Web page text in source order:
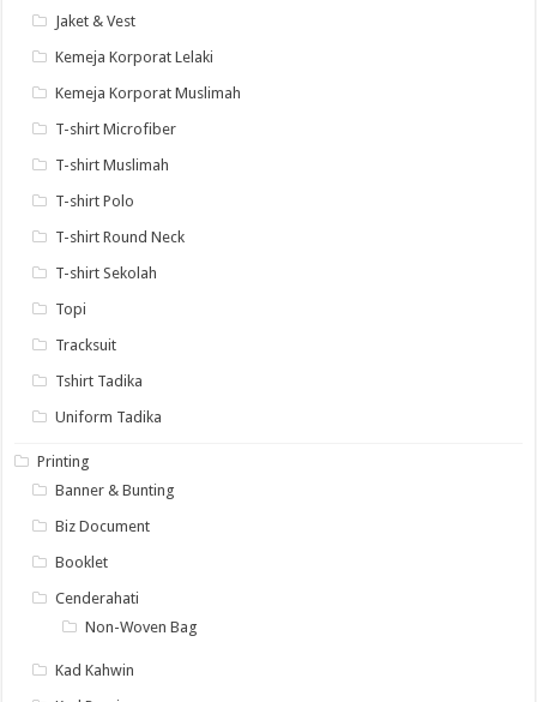
Jaket & Vest
Kemeja Korporat Lelaki
Kemeja Korporat Muslimah
T-shirt Microfiber
T-shirt Muslimah
T-shirt Polo
T-shirt Round Neck
T-shirt Sekolah
Topi
Tracksuit
Tshirt Tadika
Uniform Tadika
Printing
Banner & Bunting
Biz Document
Booklet
Cenderahati
Non-Woven Bag
Kad Kahwin